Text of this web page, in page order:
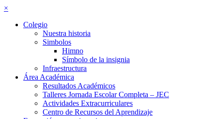
×
Colegio
Nuestra historia
Simbolos
Himno
Símbolo de la insignia
Infraestructura
Área Académica
Resultados Académicos
Talleres Jornada Escolar Completa – JEC
Actividades Extracurriculares
Centro de Recursos del Aprendizaje